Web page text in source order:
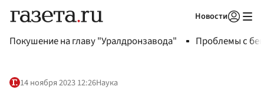
Новости
Покушение на главу "Уралдронзавода" Проблемы с
14 ноября 2023 12:26Наука